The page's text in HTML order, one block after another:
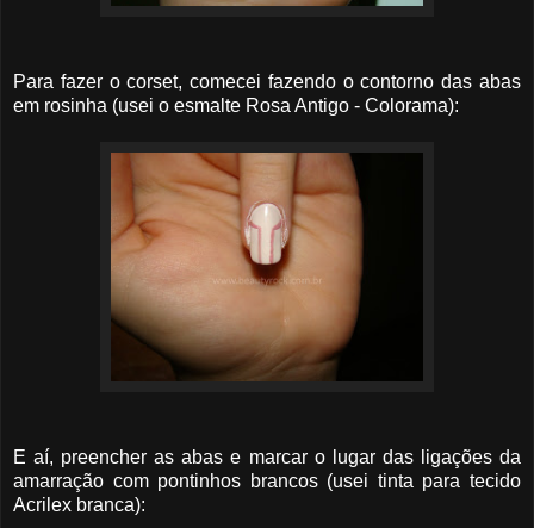
Para fazer o corset, comecei fazendo o contorno das abas
em rosinha (usei o esmalte Rosa Antigo - Colorama):
E aí, preencher as abas e marcar o lugar das ligações da
amarração com pontinhos brancos (usei tinta para tecido
Acrilex branca):